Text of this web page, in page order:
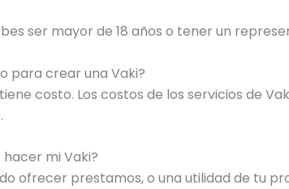
ser mayor de 18 años o tener un
para crear una Vaki?
costo. Los costos de los servicios de
mi Vaki?
ofrecer prestamos, o una utilidad de tu